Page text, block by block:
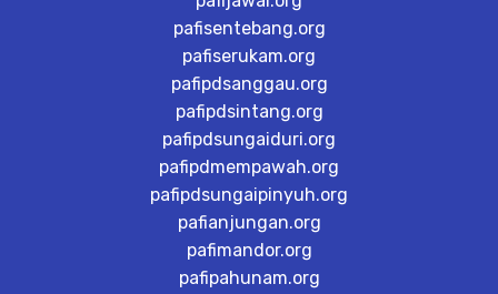
pafisentebang.org
pafiserukam.org
pafipdsanggau.org
pafipdsintang.org
pafipdsungaiduri.org
pafipdmempawah.org
pafipdsungaipinyuh.org
pafianjungan.org
pafimandor.org
pafipahunam.org